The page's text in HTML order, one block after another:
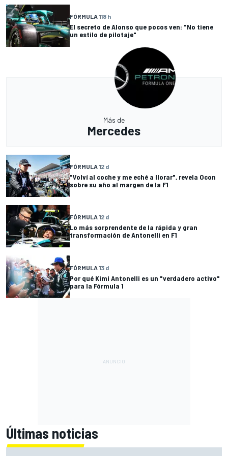
FÓRMULA 118 h
El secreto de Alonso que pocos ven: "No tiene
un estilo de pilotaje"
Más de
Mercedes
FÓRMULA 12 d
"Volví al coche y me eché a llorar", revela Ocon
sobre su año al margen de la F1
FÓRMULA 12 d
Lo más sorprendente de la rápida y gran
transformación de Antonelli en F1
FÓRMULA 13 d
Por qué Kimi Antonelli es un "verdadero activo"
para la Fórmula 1
Últimas noticias